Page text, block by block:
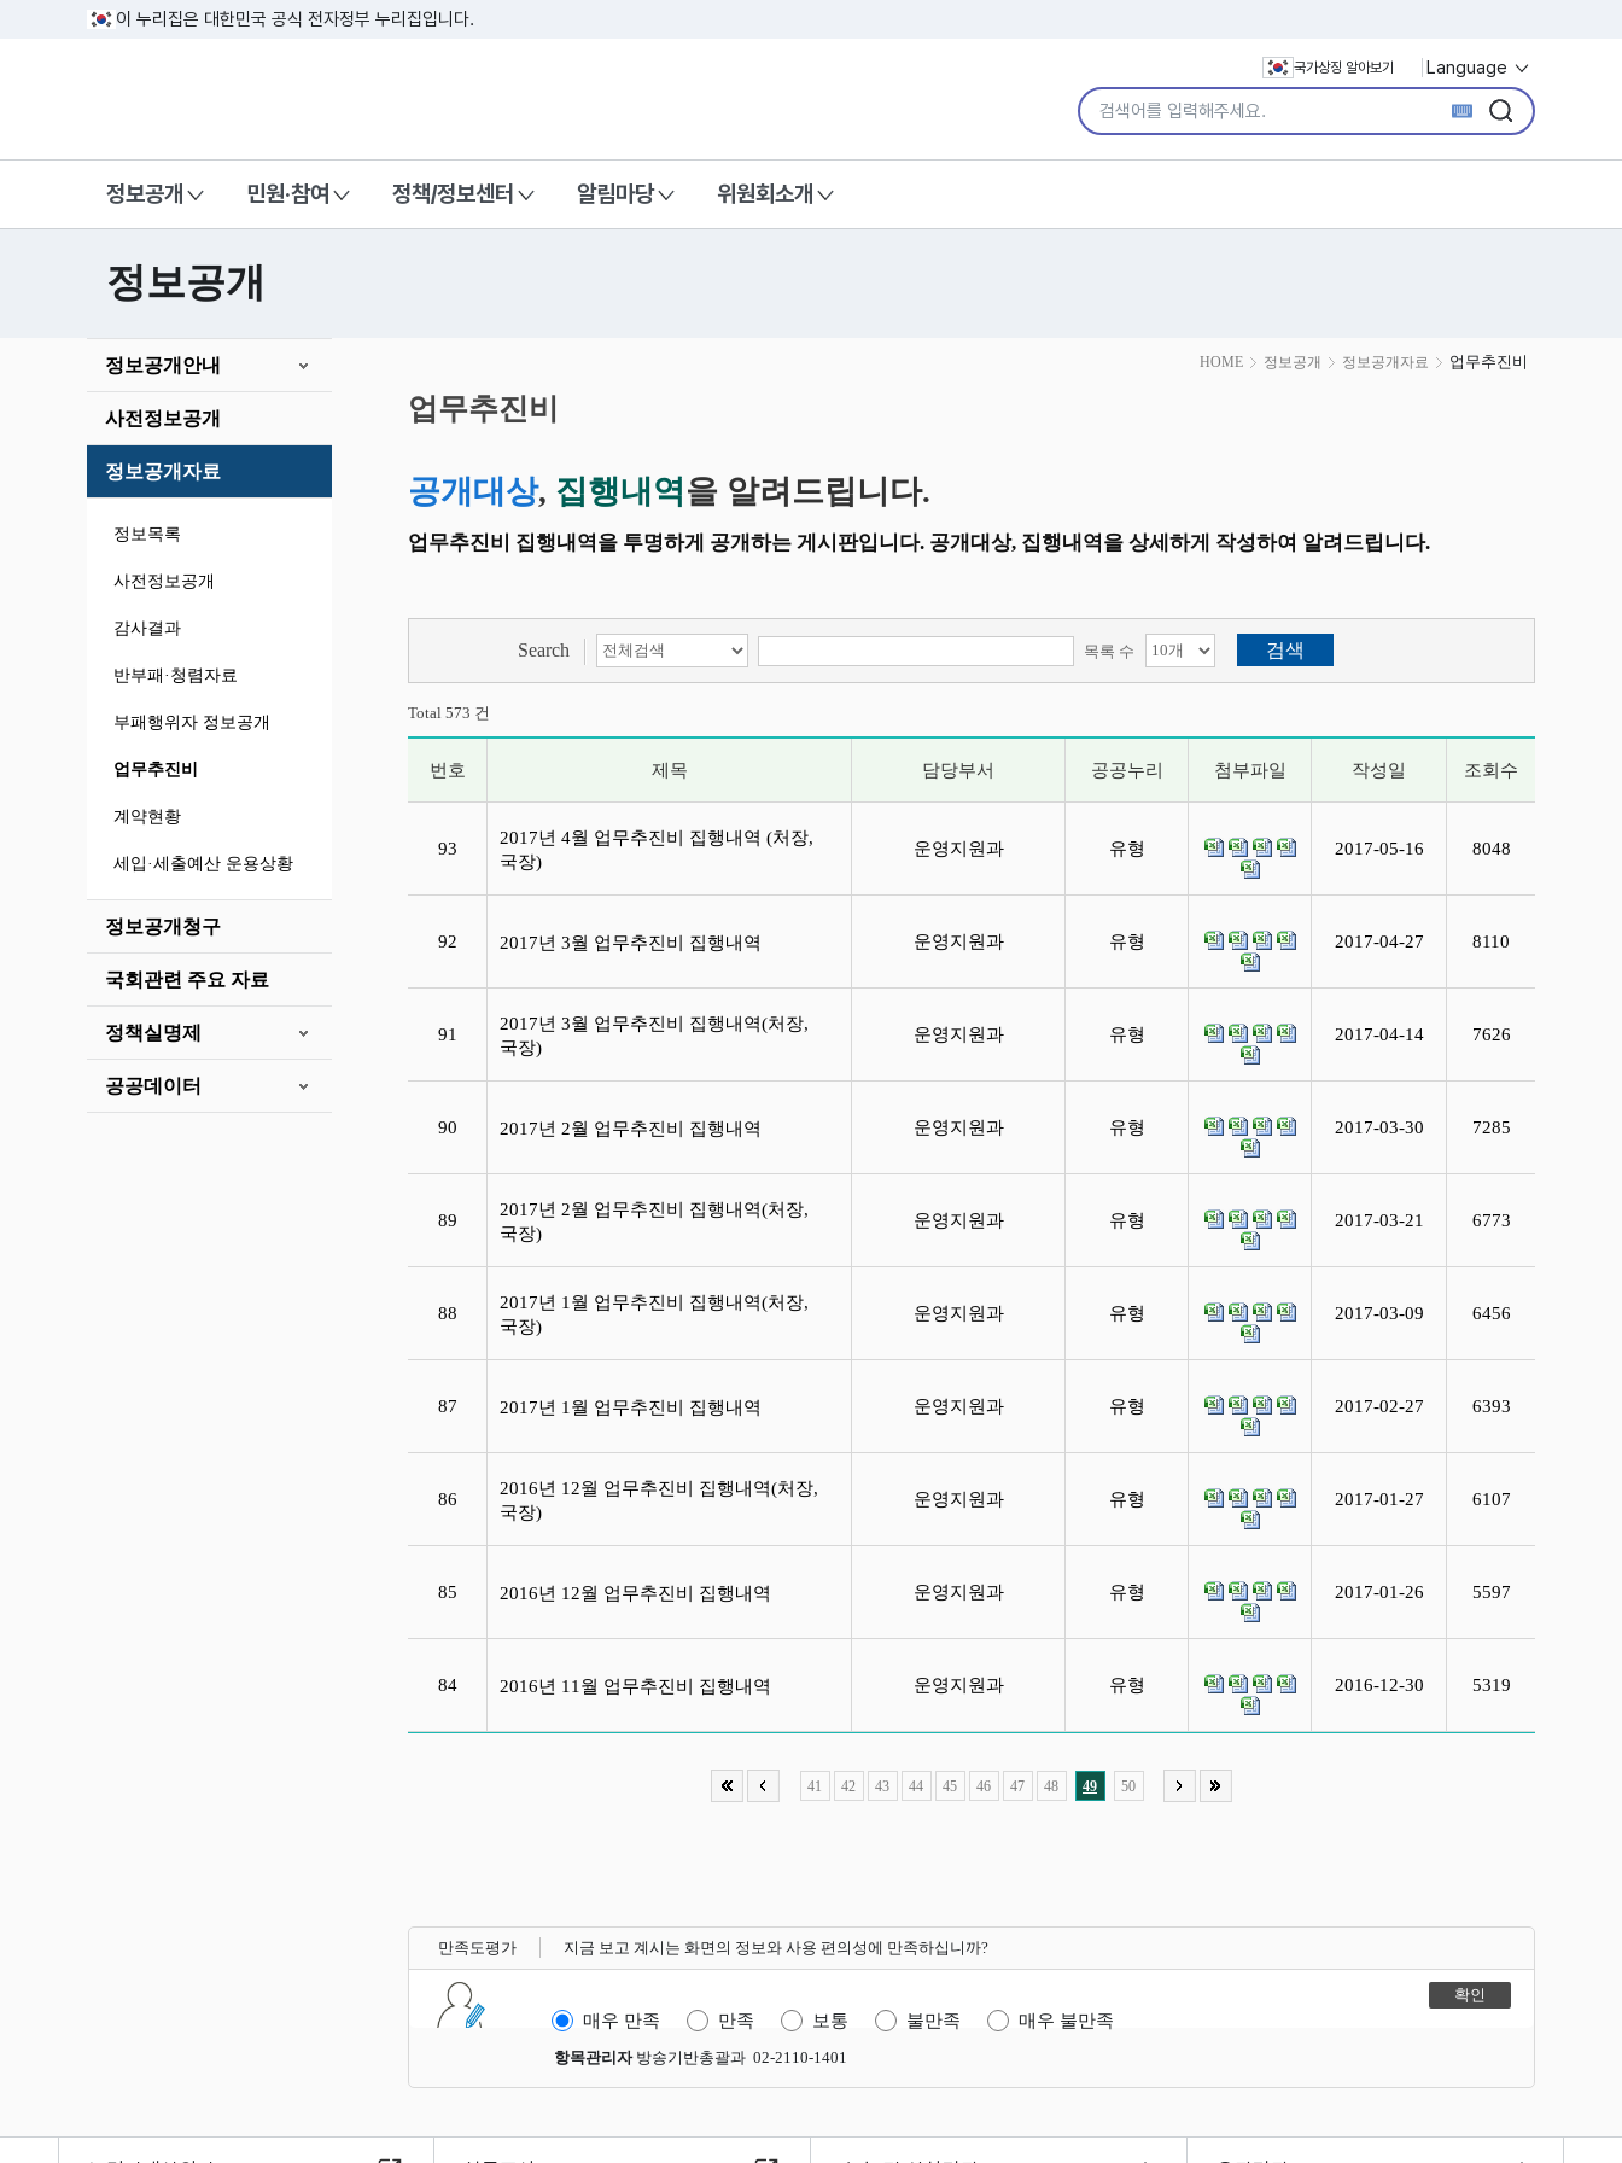
이 누리집은 대한민국 공식 전자정부 누리집입니다.
국가상징 알아보기 Language
통합검색어 입력
검색
검색
정보공개 민원·참여 정책/정보센터 알림마당 위원회소개
정보공개
정보공개안내
사전정보공개
정보공개자료
정보목록
사전정보공개
감사결과
반부패·청렴자료
부패행위자 정보공개
업무추진비
계약현황
세입·세출예산 운용상황
정보공개청구
국회관련 주요 자료
정책실명제
공공데이터
HOME 정보공개 정보공개자료 업무추진비
시
작
업무추진비
공개대상, 집행내역을 알려드립니다.
업무추진비 집행내역을 투명하게 공개하는 게시판입니다. 공개대상, 집행내역을 상세하게 작성하여 알려드립니다.
Search 검색 항목 선택 목록 수
Total 573 건
번호 제목 담당부서 공공누리 첨부파일 작성일 조회수
93
2017년 4월 업무추진비 집행내역 (처장,
국장)
운영지원과 유형 2017-05-16 8048
92 2017년 3월 업무추진비 집행내역 운영지원과 유형 2017-04-27 8110
91
2017년 3월 업무추진비 집행내역(처장,
국장)
운영지원과 유형 2017-04-14 7626
90 2017년 2월 업무추진비 집행내역 운영지원과 유형 2017-03-30 7285
89
2017년 2월 업무추진비 집행내역(처장,
국장)
운영지원과 유형 2017-03-21 6773
88
2017년 1월 업무추진비 집행내역(처장,
국장)
운영지원과 유형 2017-03-09 6456
87 2017년 1월 업무추진비 집행내역 운영지원과 유형 2017-02-27 6393
86
2016년 12월 업무추진비 집행내역(처장,
국장)
운영지원과 유형 2017-01-27 6107
85 2016년 12월 업무추진비 집행내역 운영지원과 유형 2017-01-26 5597
84 2016년 11월 업무추진비 집행내역 운영지원과 유형 2016-12-30 5319
41 42 43 44 45 46 47 48 49 50
만족도평가 지금 보고 계시는 화면의 정보와 사용 편의성에 만족하십니까?
매우 만족 만족 보통 불만족 매우 불만족
항목관리자방송기반총괄과 02-2110-1401